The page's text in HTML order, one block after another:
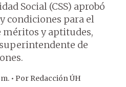
Social (CSS) aprobó
condiciones para el
méritos y aptitudes,
de
• Por Redacción ÚH